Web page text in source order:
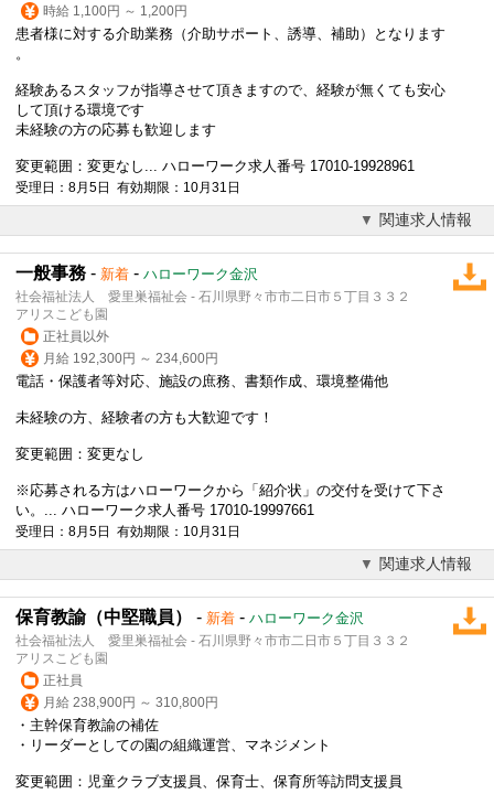
時給 1,100円 ～ 1,200円
患者様に対する介助業務（介助サポート、誘導、補助）となります
。
経験あるスタッフが指導させて頂きますので、経験が無くても安心
して頂ける環境です
未経験の方の応募も歓迎します
変更範囲：変更なし... ハローワーク求人番号 17010-19928961
受理日：8月5日 有効期限：10月31日
関連求人情報
一般事務 - 新着 - ハローワーク金沢
社会福祉法人 愛里巣福祉会 - 石川県野々市市二日市５丁目３３２
アリスこども園
正社員以外
月給 192,300円 ～ 234,600円
電話・保護者等対応、施設の庶務、書類作成、環境整備他
未経験の方、経験者の方も大歓迎です！
変更範囲：変更なし
※応募される方はハローワークから「紹介状」の交付を受けて下さ
い。... ハローワーク求人番号 17010-19997661
受理日：8月5日 有効期限：10月31日
関連求人情報
保育教諭（中堅職員） - 新着 - ハローワーク金沢
社会福祉法人 愛里巣福祉会 - 石川県野々市市二日市５丁目３３２
アリスこども園
正社員
月給 238,900円 ～ 310,800円
・主幹保育教諭の補佐
・リーダーとしての園の組織運営、マネジメント
変更範囲：児童クラブ支援員、保育士、保育所等訪問支援員